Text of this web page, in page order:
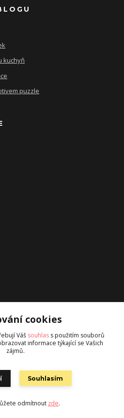
kuchyň
puzzle
Eshop-rychle.cz
cookies
Váš souhlas s použitím souborů
informace týkající se Vašich
zájmů.
Souhlasím
odmítnout zde.